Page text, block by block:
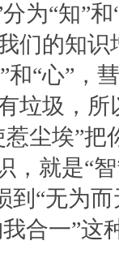
为“知”
们的知识
和“心”，
垃圾，所
尘埃”把
，就是“
到“无为
合一”这